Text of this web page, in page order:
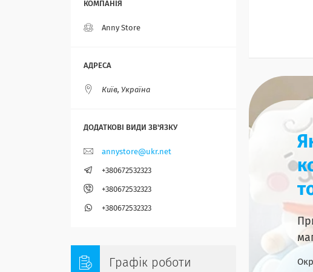
Anny Store
Київ, Україна
annystore@ukr.net
+380672532323
+380672532323
+380672532323
Графік роботи